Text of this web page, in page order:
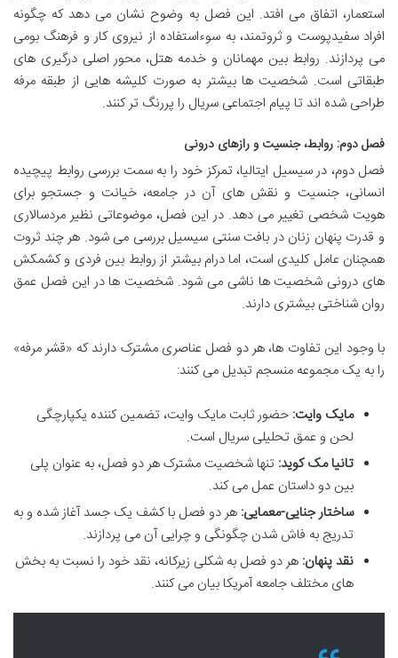
استعمار، اتفاق می افتد. این فصل به وضوح نشان می دهد که چگونه
افراد سفیدپوست و ثروتمند، به سوءاستفاده از نیروی کار و فرهنگ بومی
می پردازند. روابط بین مهمانان و خدمه هتل، محور اصلی درگیری های
طبقاتی است. شخصیت ها بیشتر به صورت کلیشه هایی از طبقه مرفه
طراحی شده اند تا پیام اجتماعی سریال را پررنگ تر کنند.
فصل دوم: روابط، جنسیت و رازهای درونی
فصل دوم، در سیسیل ایتالیا، تمرکز خود را به سمت بررسی روابط پیچیده
انسانی، جنسیت و نقش های آن در جامعه، خیانت و جستجو برای
هویت شخصی تغییر می دهد. در این فصل، موضوعاتی نظیر مردسالاری
و قدرت پنهان زنان در بافت سنتی سیسیل بررسی می شود. هر چند ثروت
همچنان عامل کلیدی است، اما درام بیشتر از روابط بین فردی و کشمکش
های درونی شخصیت ها ناشی می شود. شخصیت ها در این فصل عمق
روان شناختی بیشتری دارند.
با وجود این تفاوت ها، هر دو فصل عناصری مشترک دارند که «قشر مرفه»
را به یک مجموعه منسجم تبدیل می کنند:
مایک وایت: حضور ثابت مایک وایت، تضمین کننده یکپارچگی
لحن و عمق تحلیلی سریال است.
تانیا مک کوید: تنها شخصیت مشترک هر دو فصل، به عنوان پلی
بین دو داستان عمل می کند.
ساختار جنایی-معمایی: هر دو فصل با کشف یک جسد آغاز شده و به
تدریج به فاش شدن چگونگی و چرایی آن می پردازند.
نقد پنهان: هر دو فصل به شکلی زیرکانه، نقد خود را نسبت به بخش
های مختلف جامعه آمریکا بیان می کنند.